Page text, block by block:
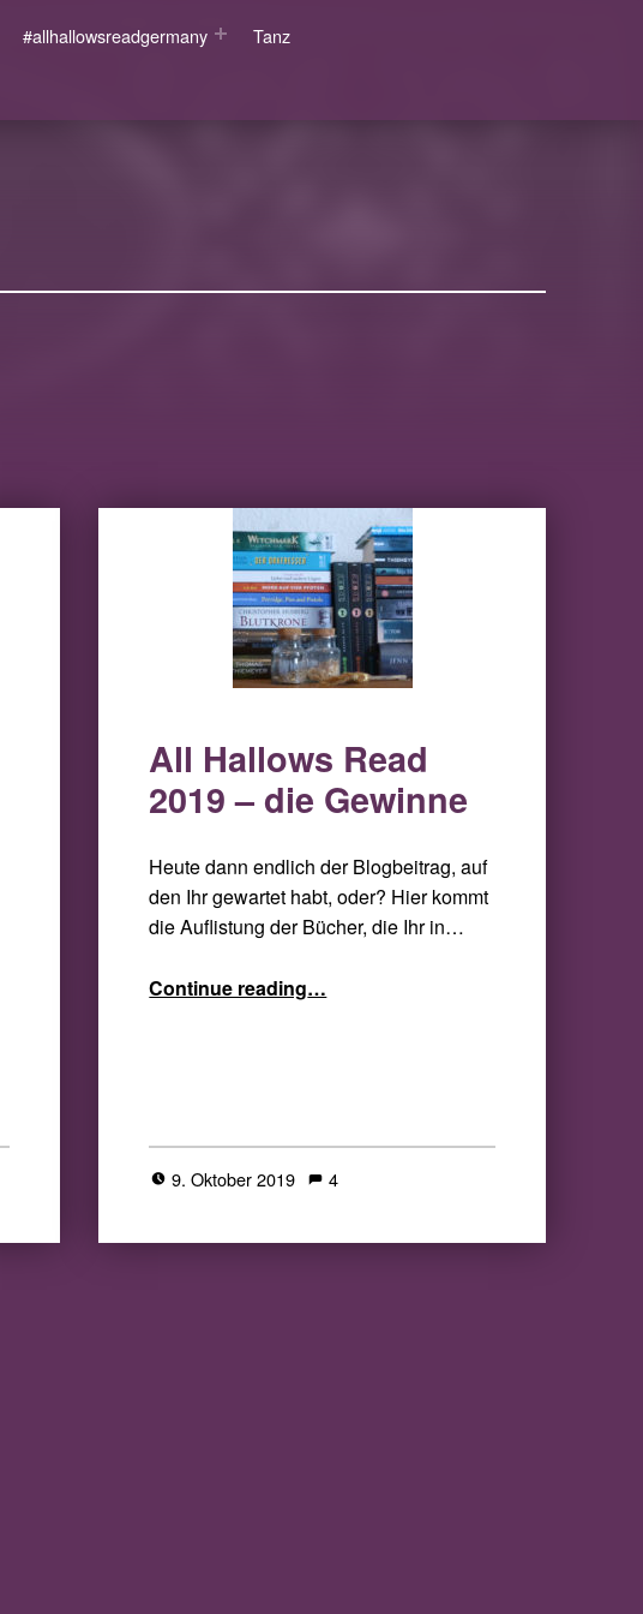
#allhallowsreadgermany Tanz
All Hallows Read
2019 – die Gewinne
Heute dann endlich der Blogbeitrag, auf
den Ihr gewartet habt, oder? Hier kommt
die Auflistung der Bücher, die Ihr in…
Continue reading…
9. Oktober 2019 4